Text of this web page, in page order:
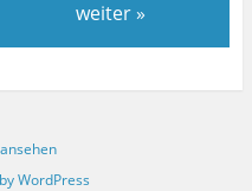
weiter »
WordPress